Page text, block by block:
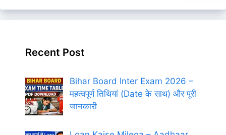
Recent Post
Bihar Board Inter Exam 2026 –
महत्वपूर्ण तिथियां (Date के साथ) और पूरी
जानकारी